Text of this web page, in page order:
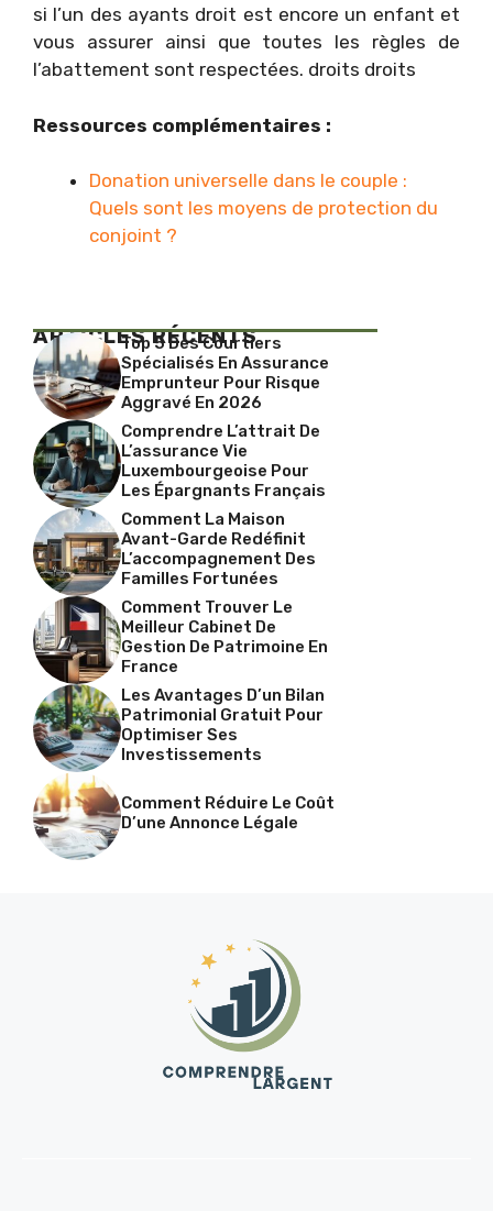
si l’un des ayants droit est encore un enfant et
vous assurer ainsi que toutes les règles de
l’abattement sont respectées. droits droits
Ressources complémentaires :
Donation universelle dans le couple :
Quels sont les moyens de protection du
conjoint ?
ARTICLES RÉCENTS
Top 5 Des Courtiers
Spécialisés En Assurance
Emprunteur Pour Risque
Aggravé En 2026
Comprendre L’attrait De
L’assurance Vie
Luxembourgeoise Pour
Les Épargnants Français
Comment La Maison
Avant-Garde Redéfinit
L’accompagnement Des
Familles Fortunées
Comment Trouver Le
Meilleur Cabinet De
Gestion De Patrimoine En
France
Les Avantages D’un Bilan
Patrimonial Gratuit Pour
Optimiser Ses
Investissements
Comment Réduire Le Coût
D’une Annonce Légale